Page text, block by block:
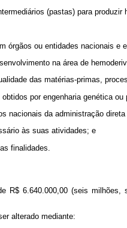
(pastas) para produzir
órgãos ou entidades nacionais e
na área de
das matérias-primas,
por engenharia genética
nacionais da administração
às suas atividades; e
finalidades.
R$ 6.640.000,00 (seis
alterado mediante: